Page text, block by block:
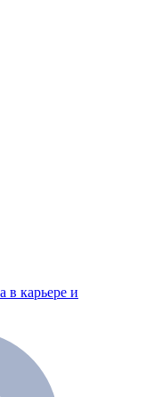
в карьере и